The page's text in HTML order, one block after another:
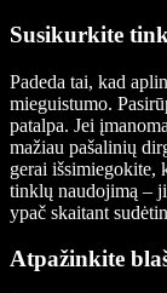
Susikurkite
Padeda tai, kad
mieguistumo.
patalpa. Jei
mažiau pašalinių
gerai išsimiegokite,
tinklų naudojimą –
ypač skaitant
Atpažinkite